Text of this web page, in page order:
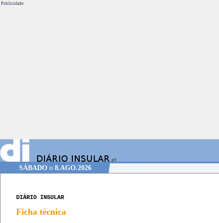
Publicidade.
SÁBADOo 8.AGO.2026
DIÁRIO INSULAR
Ficha técnica